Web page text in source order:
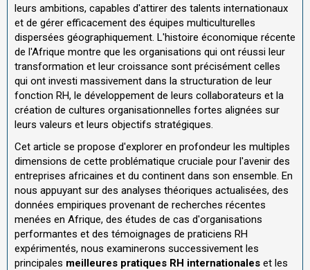
leurs ambitions, capables d'attirer des talents internationaux
et de gérer efficacement des équipes multiculturelles
dispersées géographiquement. L'histoire économique récente
de l'Afrique montre que les organisations qui ont réussi leur
transformation et leur croissance sont précisément celles
qui ont investi massivement dans la structuration de leur
fonction RH, le développement de leurs collaborateurs et la
création de cultures organisationnelles fortes alignées sur
leurs valeurs et leurs objectifs stratégiques.
Cet article se propose d'explorer en profondeur les multiples
dimensions de cette problématique cruciale pour l'avenir des
entreprises africaines et du continent dans son ensemble. En
nous appuyant sur des analyses théoriques actualisées, des
données empiriques provenant de recherches récentes
menées en Afrique, des études de cas d'organisations
performantes et des témoignages de praticiens RH
expérimentés, nous examinerons successivement les
principales meilleures pratiques RH internationales et les